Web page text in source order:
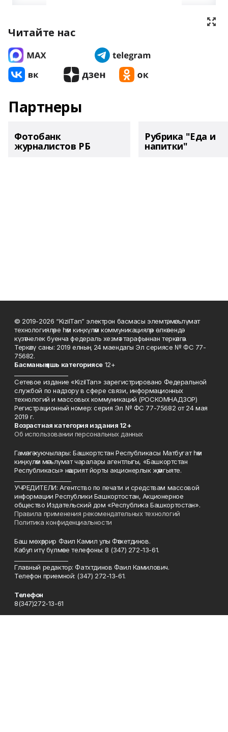
Читайте нас
Партнеры
Фотобанк
журналистов РБ
Рубрика "Еда и
напитки"
© 2019-2026 “KizilTan” электрон басмасы элемтә, мәгълүмат
технологияләре һәм киңкүләм коммуникацияләр өлкәсендә
күзәтчелек буенча федераль хезмәт тарафыннан теркәлгән.
Теркәлү саны: 2019 елның 24 маендагы Эл сериясе № ФС 77-
75682.
Басманың яшь категориясе12+
Сетевое издание «KizilTan» зарегистрировано Федеральной
службой по надзору в сфере связи, информационных
технологий и массовых коммуникаций (РОСКОМНАДЗОР)
Регистрационный номер: серия Эл № ФС 77-75682 от 24 мая
2019 г.
Возрастная категория издания 12+
Об использовании персональных данных
Гамәлгә куючылары: Башкортстан Республикасы Матбугат һәм
киңкүләм мәгълүмат чаралары агентлыгы, «Башкортстан
Республикасы» нәшрият йорты акционерлык җәмгыяте.
УЧРЕДИТЕЛИ: Агентство по печати и средствам массовой
информации Республики Башкортостан, Акционерное
общество Издательский дом «Республика Башкортостан».
Правила применения рекомендательных технологий
Политика конфиденциальности
Баш мөхәррир Фаил Камил улы Фәтхетдинов.
Кабул итү бүлмәсе телефоны: 8 (347) 272-13-61.
Главный редактор: Фатхтдинов Фаил Камилович.
Телефон приемной: (347) 272-13-61.
Телефон
8(347)272-13-61